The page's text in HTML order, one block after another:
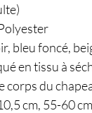
bleu foncé,
en tissu à
corps du
cm, 55-60